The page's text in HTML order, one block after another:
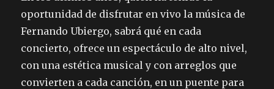
oportunidad de disfrutar en vivo la música de
Fernando Ubiergo, sabrá qué en cada
concierto, ofrece un espectáculo de alto nivel,
con una estética musical y con arreglos que
convierten a cada canción, en un puente para